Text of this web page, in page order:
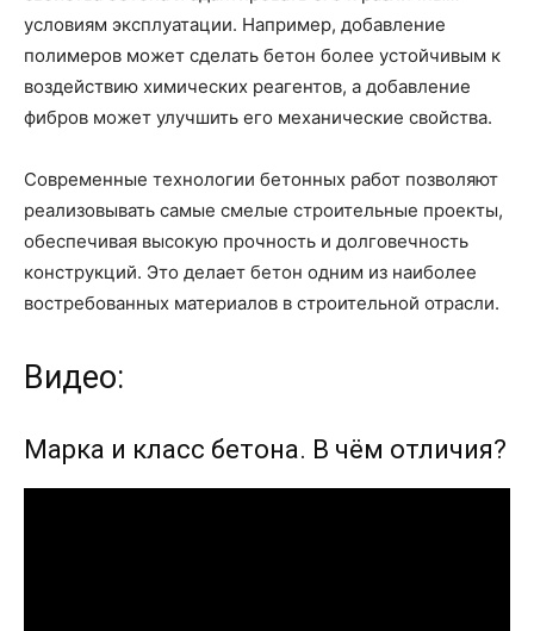
условиям эксплуатации. Например, добавление
полимеров может сделать бетон более устойчивым к
воздействию химических реагентов, а добавление
фибров может улучшить его механические свойства.
Современные технологии бетонных работ позволяют
реализовывать самые смелые строительные проекты,
обеспечивая высокую прочность и долговечность
конструкций. Это делает бетон одним из наиболее
востребованных материалов в строительной отрасли.
Видео:
Марка и класс бетона. В чём отличия?